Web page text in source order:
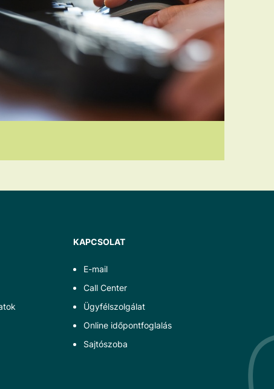
KAPCSOLAT
E-mail
Call Center
Ügyfélszolgálat
Online időpontfoglalás
Sajtószoba